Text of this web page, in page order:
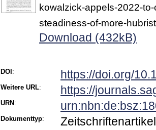
kowalzick-appels-2022-
steadiness-of-more-
Download (432kB)
DOI : https://doi.org/
Weitere URL: https://
URN :
Dokumenttyp: Zeitschriftenartikel